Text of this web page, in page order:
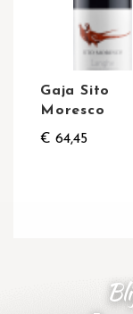
Gaja Sito
Moresco
€ 64,45